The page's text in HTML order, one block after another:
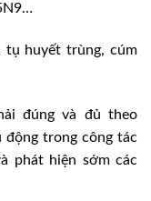
huyết trùng, cúm
đúng và đủ theo
động trong công tác
phát hiện sớm các